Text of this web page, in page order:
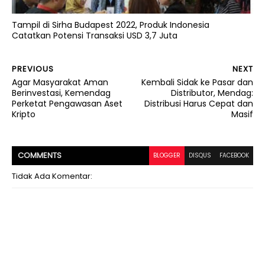
Tampil di Sirha Budapest 2022, Produk Indonesia
Catatkan Potensi Transaksi USD 3,7 Juta
NEXT
Kembali Sidak ke Pasar dan
Distributor, Mendag:
Distribusi Harus Cepat dan
Masif
PREVIOUS
Agar Masyarakat Aman
Berinvestasi, Kemendag
Perketat Pengawasan Aset
Kripto
COMMENTS BLOGGER DISQUS FACEBOOK
Tidak Ada Komentar: